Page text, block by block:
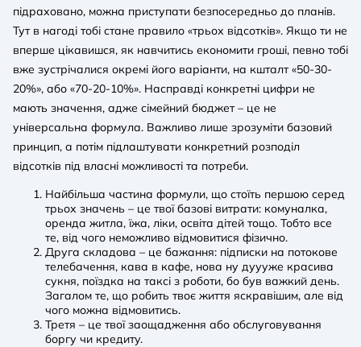
підраховано, можна приступати безпосередньо до планів.
Тут в нагоді тобі стане правило «трьох відсотків». Якщо ти не
вперше цікавишся, як навчитись економити гроші, певно тобі
вже зустрічалися окремі його варіанти, на кшталт «50-30-
20%», або «70-20-10%». Насправді конкретні цифри не
мають значення, адже сімейний бюджет – це не
універсальна формула. Важливо лише зрозуміти базовий
принцип, а потім підлаштувати конкретний розподіл
відсотків під власні можливості та потреби.
Найбільша частина формули, що стоїть першою серед
трьох значень – це твої базові витрати: комуналка,
оренда житла, їжа, ліки, освіта дітей тощо. Тобто все
те, від чого неможливо відмовитися фізично.
Друга складова – це бажання: підписки на потокове
телебачення, кава в кафе, нова ну дуууже красива
сукня, поїздка на таксі з роботи, бо був важкий день.
Загалом те, що робить твоє життя яскравішим, але від
чого можна відмовитись.
Третя – це твої заощадження або обслуговування
боргу чи кредиту.